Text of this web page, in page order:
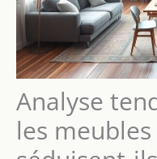
Analyse
les